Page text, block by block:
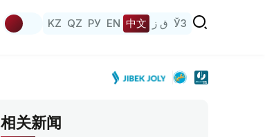
KZ QZ РУ EN 中文 ق ز ЎЗ
相关新闻